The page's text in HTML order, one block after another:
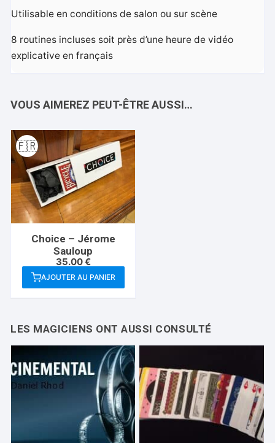
Utilisable en conditions de salon ou sur scène
8 routines incluses soit près d’une heure de vidéo
explicative en français
VOUS AIMEREZ PEUT-ÊTRE AUSSI…
🇫🇷
Choice – Jérome
Sauloup
35.00€
AJOUTER AU PANIER